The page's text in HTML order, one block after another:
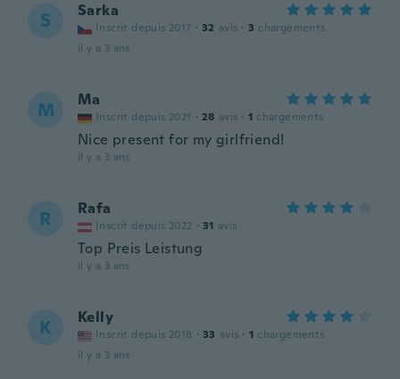
S Sarka
Inscrit depuis 2017 · 32 avis · 3 chargements
il y a 3 ans
M Ma
Inscrit depuis 2021 · 28 avis · 1 chargements
Nice present for my girlfriend!
il y a 3 ans
R Rafa
Inscrit depuis 2022 · 31 avis
Top Preis Leistung
il y a 3 ans
K Kelly
Inscrit depuis 2018 · 33 avis · 1 chargements
il y a 3 ans